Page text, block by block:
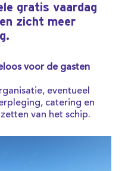
gratis vaardag
zicht meer
voor de gasten
eventueel
catering en
van het schip.